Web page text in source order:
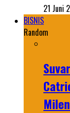
21 Juni
BISNIS
Random